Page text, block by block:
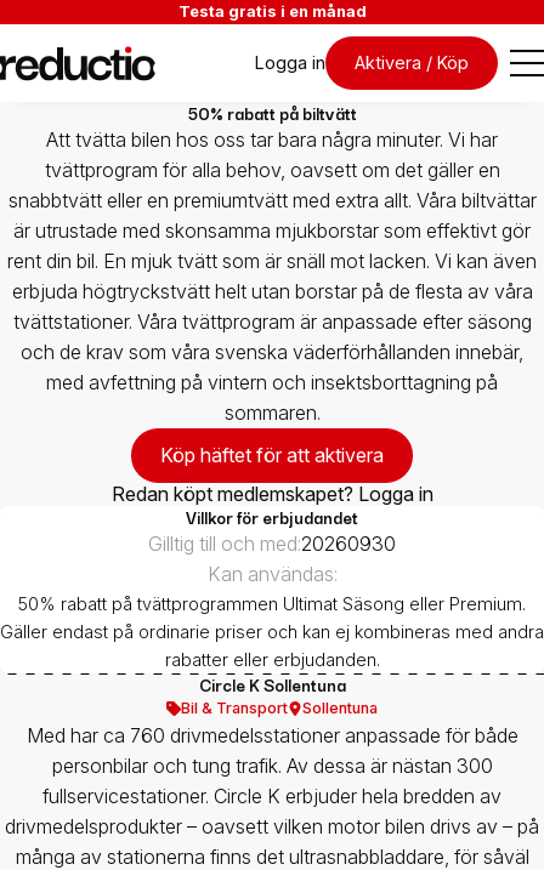
Testa gratis i en månad
Logga in Aktivera / Köp
50% rabatt på biltvätt
Att tvätta bilen hos oss tar bara några minuter. Vi har
tvättprogram för alla behov, oavsett om det gäller en
snabbtvätt eller en premiumtvätt med extra allt. Våra biltvättar
är utrustade med skonsamma mjukborstar som effektivt gör
rent din bil. En mjuk tvätt som är snäll mot lacken. Vi kan även
erbjuda högtryckstvätt helt utan borstar på de flesta av våra
tvättstationer. Våra tvättprogram är anpassade efter säsong
och de krav som våra svenska väderförhållanden innebär,
med avfettning på vintern och insektsborttagning på
sommaren.
Köp häftet för att aktivera
Redan köpt medlemskapet? Logga in
Villkor för erbjudandet
Gilltig till och med:20260930
Kan användas:
50% rabatt på tvättprogrammen Ultimat Säsong eller Premium.
Gäller endast på ordinarie priser och kan ej kombineras med andra
rabatter eller erbjudanden.
Circle K Sollentuna
Bil & Transport Sollentuna
Med har ca 760 drivmedelsstationer anpassade för både
personbilar och tung trafik. Av dessa är nästan 300
fullservicestationer. Circle K erbjuder hela bredden av
drivmedelsprodukter – oavsett vilken motor bilen drivs av – på
många av stationerna finns det ultrasnabbladdare, för såväl